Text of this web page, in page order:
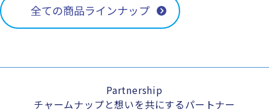
全ての商品ラインナップ
Partnership
チャームナップと想いを共にするパートナー